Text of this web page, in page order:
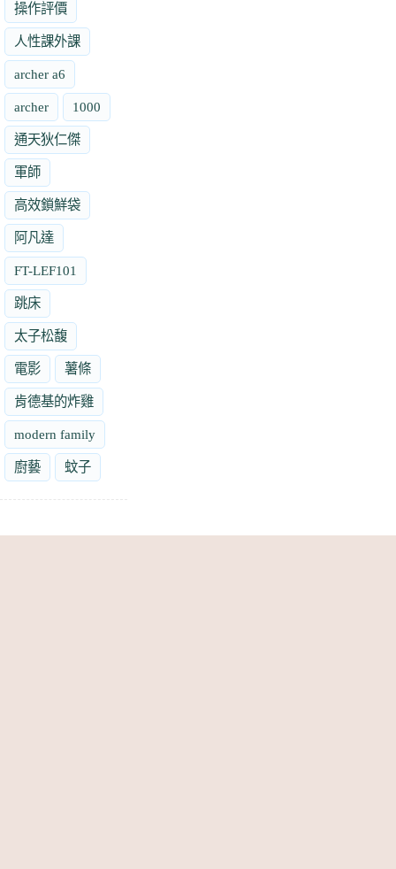
操作評價
人性課外課
archer a6
archer 1000
通天狄仁傑
軍師
高效鎖鮮袋
阿凡達
FT-LEF101
跳床
太子松馥
電影 薯條
肯德基的炸雞
modern family
廚藝 蚊子